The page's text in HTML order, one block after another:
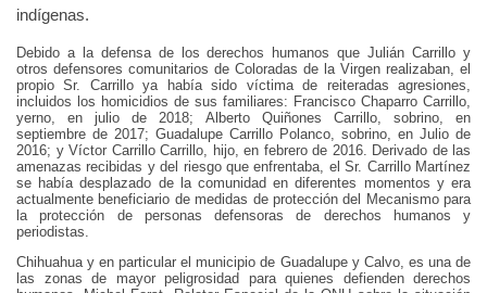
indígenas.
Debido a la defensa de los derechos humanos que Julián Carrillo y
otros defensores comunitarios de Coloradas de la Virgen realizaban, el
propio Sr. Carrillo ya había sido víctima de reiteradas agresiones,
incluidos los homicidios de sus familiares: Francisco Chaparro Carrillo,
yerno, en julio de 2018; Alberto Quiñones Carrillo, sobrino, en
septiembre de 2017; Guadalupe Carrillo Polanco, sobrino, en Julio de
2016; y Víctor Carrillo Carrillo, hijo, en febrero de 2016. Derivado de las
amenazas recibidas y del riesgo que enfrentaba, el Sr. Carrillo Martínez
se había desplazado de la comunidad en diferentes momentos y era
actualmente beneficiario de medidas de protección del Mecanismo para
la protección de personas defensoras de derechos humanos y
periodistas.
Chihuahua y en particular el municipio de Guadalupe y Calvo, es una de
las zonas de mayor peligrosidad para quienes defienden derechos